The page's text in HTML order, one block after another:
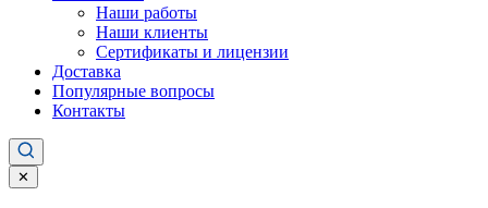
Наши работы
Наши клиенты
Сертификаты и лицензии
Доставка
Популярные вопросы
Контакты
✕